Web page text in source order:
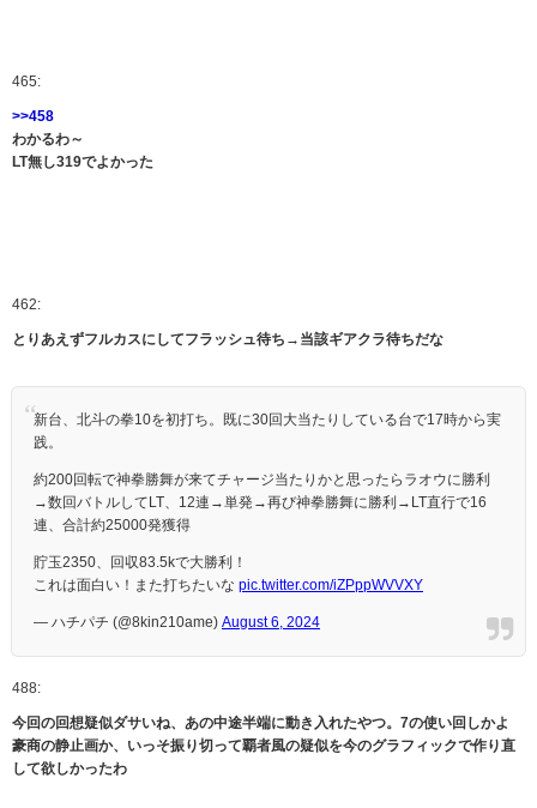
465:
>>458
わかるわ～
LT無し319でよかった
462:
とりあえずフルカスにしてフラッシュ待ち→当該ギアクラ待ちだな
新台、北斗の拳10を初打ち。既に30回大当たりしている台で17時から実
践。
約200回転で神拳勝舞が来てチャージ当たりかと思ったらラオウに勝利
→数回バトルしてLT、12連→単発→再び神拳勝舞に勝利→LT直行で16
連、合計約25000発獲得
貯玉2350、回収83.5kで大勝利！
これは面白い！また打ちたいな pic.twitter.com/iZPppWVVXY
— ハチパチ (@8kin210ame) August 6, 2024
488:
今回の回想疑似ダサいね、あの中途半端に動き入れたやつ。7の使い回しかよ
豪商の静止画か、いっそ振り切って覇者風の疑似を今のグラフィックで作り直
して欲しかったわ